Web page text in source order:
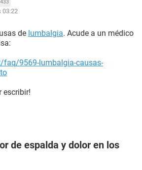
03:22
de lumbalgia. Acude a un médico
9569-lumbalgia-causas-
escribir!
de espalda y dolor en los